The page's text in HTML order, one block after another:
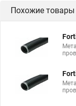
Похожие товары